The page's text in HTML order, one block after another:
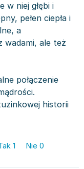
w niej głębi i
pełen ciepła i
a
wadami, ale też
połączenie
historii
1 Nie 0